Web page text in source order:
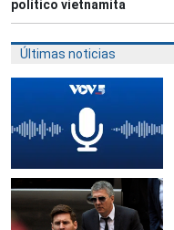
político vietnamita
Últimas noticias